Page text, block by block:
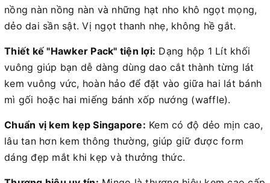
nồng nàn nồng nàn và những hạt nho khô ngọt mọng,
dẻo dai sần sật. Vị ngọt thanh nhẹ, không hề gắt.
Thiết kế "Hawker Pack" tiện lợi: Dạng hộp 1 Lít khối
vuông giúp bạn dễ dàng dùng dao cắt thành từng lát
kem vuông vức, hoàn hảo để đặt vào giữa hai lát bánh
mì gối hoặc hai miếng bánh xốp nướng (waffle).
Chuẩn vị kem kẹp Singapore: Kem có độ dẻo mịn cao,
lâu tan hơn kem thông thường, giúp giữ được form
dáng đẹp mắt khi kẹp và thưởng thức.